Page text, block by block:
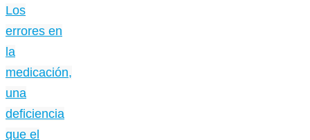
Los
errores en
la
medicación,
una
deficiencia
que el